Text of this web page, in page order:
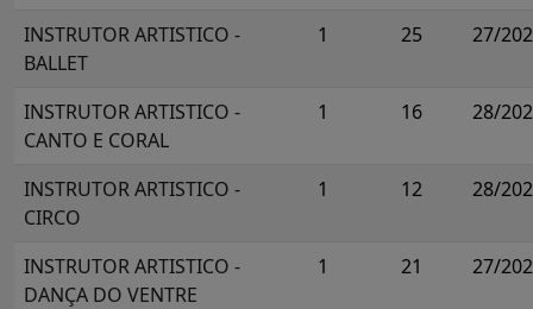
INSTRUTOR ARTISTICO -
BALLET
1 25 27/
INSTRUTOR ARTISTICO -
CANTO E CORAL
1 16 28/
INSTRUTOR ARTISTICO -
CIRCO
1 12 28/
INSTRUTOR ARTISTICO -
DANÇA DO VENTRE
1 21 27/